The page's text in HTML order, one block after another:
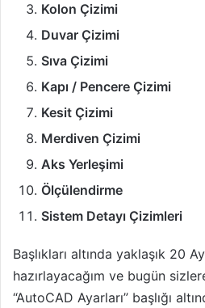
Kolon Çizimi
Duvar Çizimi
Sıva Çizimi
Kapı / Pencere Çizimi
Kesit Çizimi
Merdiven Çizimi
Aks Yerleşimi
Ölçülendirme
Sistem Detayı Çizimleri
Başlıkları altında yaklaşık 20
hazırlayacağım ve bugün
“AutoCAD Ayarları” başlığı